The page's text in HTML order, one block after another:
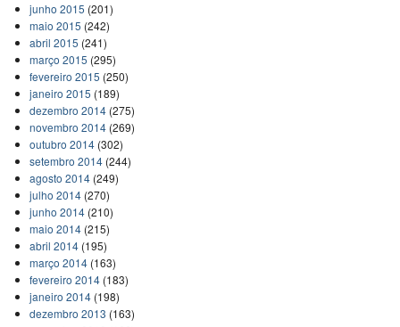
junho 2015 (201)
maio 2015 (242)
abril 2015 (241)
março 2015 (295)
fevereiro 2015 (250)
janeiro 2015 (189)
dezembro 2014(275)
novembro 2014(269)
outubro 2014(302)
setembro 2014(244)
agosto 2014(249)
julho 2014(270)
junho 2014(210)
maio 2014(215)
abril 2014(195)
março 2014(163)
fevereiro 2014(183)
janeiro 2014(198)
dezembro 2013 (163)